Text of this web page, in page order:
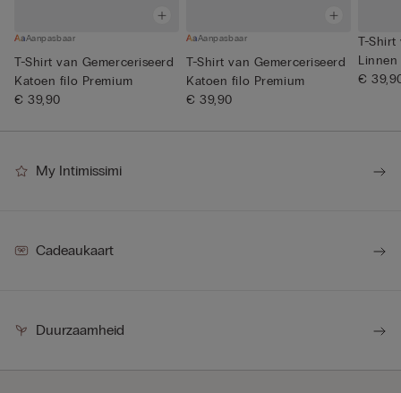
Aanpasbaar
T-Shirt van Gemerceriseerd
Katoen filo Premium
€ 39,90
Aanpasbaar
T-Shirt van Gemerceriseerd
Katoen filo Premium
€ 39,90
T-Shirt
Linnen
€
My Intimissimi
Cadeaukaart
Duurzaamheid